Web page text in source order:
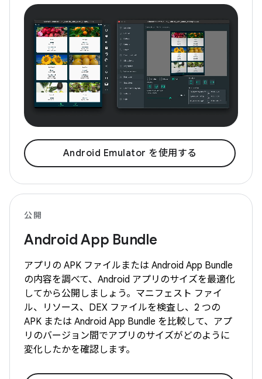
Android Emulator を使用する
公開
Android App Bundle
アプリの APK ファイルまたは Android App Bundle
の内容を調べて、Android アプリのサイズを最適化
してから公開しましょう。マニフェスト ファイ
ル、リソース、DEX ファイルを検査し、2 つの
APK または Android App Bundle を比較して、アプ
リのバージョン間でアプリのサイズがどのように
変化したかを確認します。